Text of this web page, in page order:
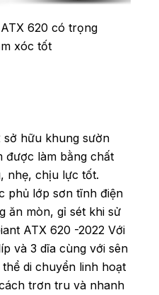
620 có trọng
xóc tốt
sở hữu khung sườn
được làm bằng chất
nhẹ, chịu lực tốt.
phủ lớp sơn tĩnh điện
ăn mòn, gỉ sét khi sử
ATX 620 -2022 Với
và 3 dĩa cùng với sên
di chuyển linh hoạt
trơn tru và nhanh